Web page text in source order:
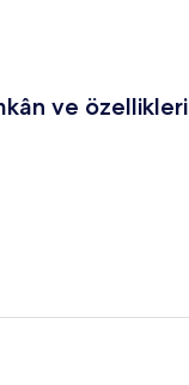
Dış mekân
ve özellikleri